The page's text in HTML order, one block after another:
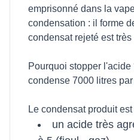
emprisonné dans la
condensation : il forme
condensat rejeté est
Pourquoi stopper
condense 7000 litres
Le condensat produit est
un acide très